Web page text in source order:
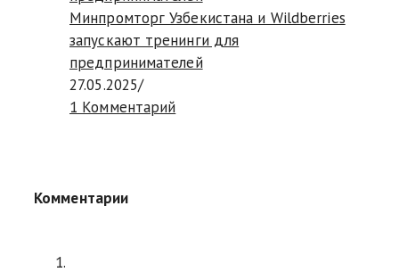
Минпромторг Узбекистана и Wildberries
запускают тренинги для
предпринимателей
27.05.2025/
1 Комментарий
Комментарии